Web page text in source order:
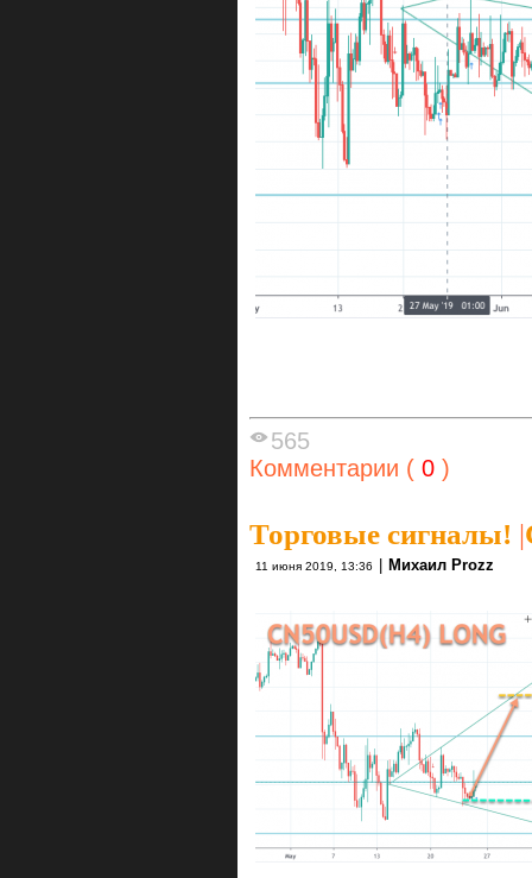
565
Комментарии ( 0 )
Торговые сигналы! |
11 июня 2019, 13:36 Михаил Prozz